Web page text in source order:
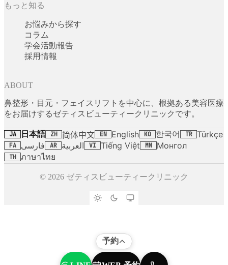
もっと知る
お悩みから探す
コラム
学会活動報告
採用情報
ABOUT
鼻整形・目元・フェイスリフトを中心に、根拠ある美容医療
をお届けするゼティスビューティークリニックです。
JA 日本語 ZH 简体中文 EN English KO 한국어 TR Türkçe
FA فارسی AR العربية VI Tiếng Việt MN Монгол
TH ภาษาไทย
© 2026 ゼティスビューティークリニック
予約